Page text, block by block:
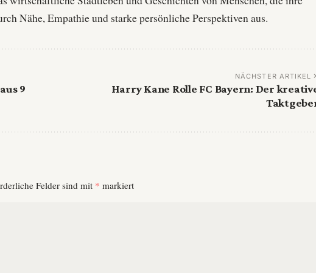
Nähe, Empathie und starke persönliche Perspektiven aus.
9
NÄCHSTER ARTIKEL
Harry Kane Rolle FC Bayern: Der
Felder sind mit * markiert